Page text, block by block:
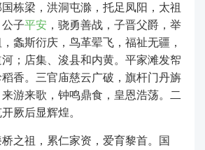
国栋梁，洪洞屯滁，托足凤阳，太祖
子平安 ，骁勇善战，子晋父爵，举
螽斯衍庆，鸟革翚飞，福祉无疆，
；店集、浚县和内黄。平家滩发帤
香。三官庙慈云广破，旗杆门丹旃
游来歌，钟鸣鼎食，皇恩浩荡。二
厥后显辉煌。
之祖，累仁家资，爱育黎首。国